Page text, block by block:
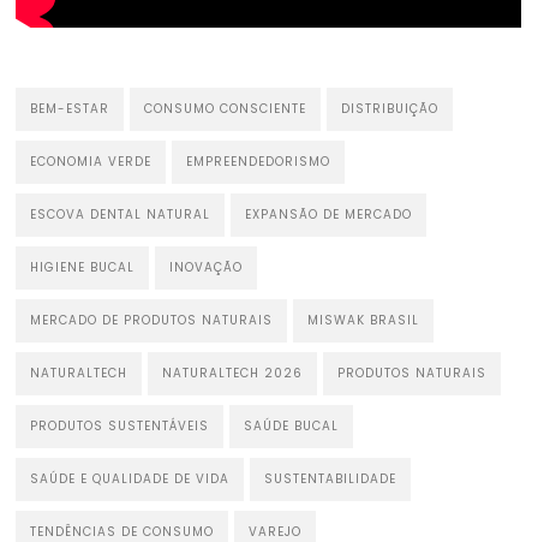
BEM-ESTAR CONSUMO CONSCIENTE DISTRIBUIÇÃO
ECONOMIA VERDE EMPREENDEDORISMO
ESCOVA DENTAL NATURAL EXPANSÃO DE MERCADO
HIGIENE BUCAL INOVAÇÃO
MERCADO DE PRODUTOS NATURAIS MISWAK BRASIL
NATURALTECH NATURALTECH 2026 PRODUTOS NATURAIS
PRODUTOS SUSTENTÁVEIS SAÚDE BUCAL
SAÚDE E QUALIDADE DE VIDA SUSTENTABILIDADE
TENDÊNCIAS DE CONSUMO VAREJO